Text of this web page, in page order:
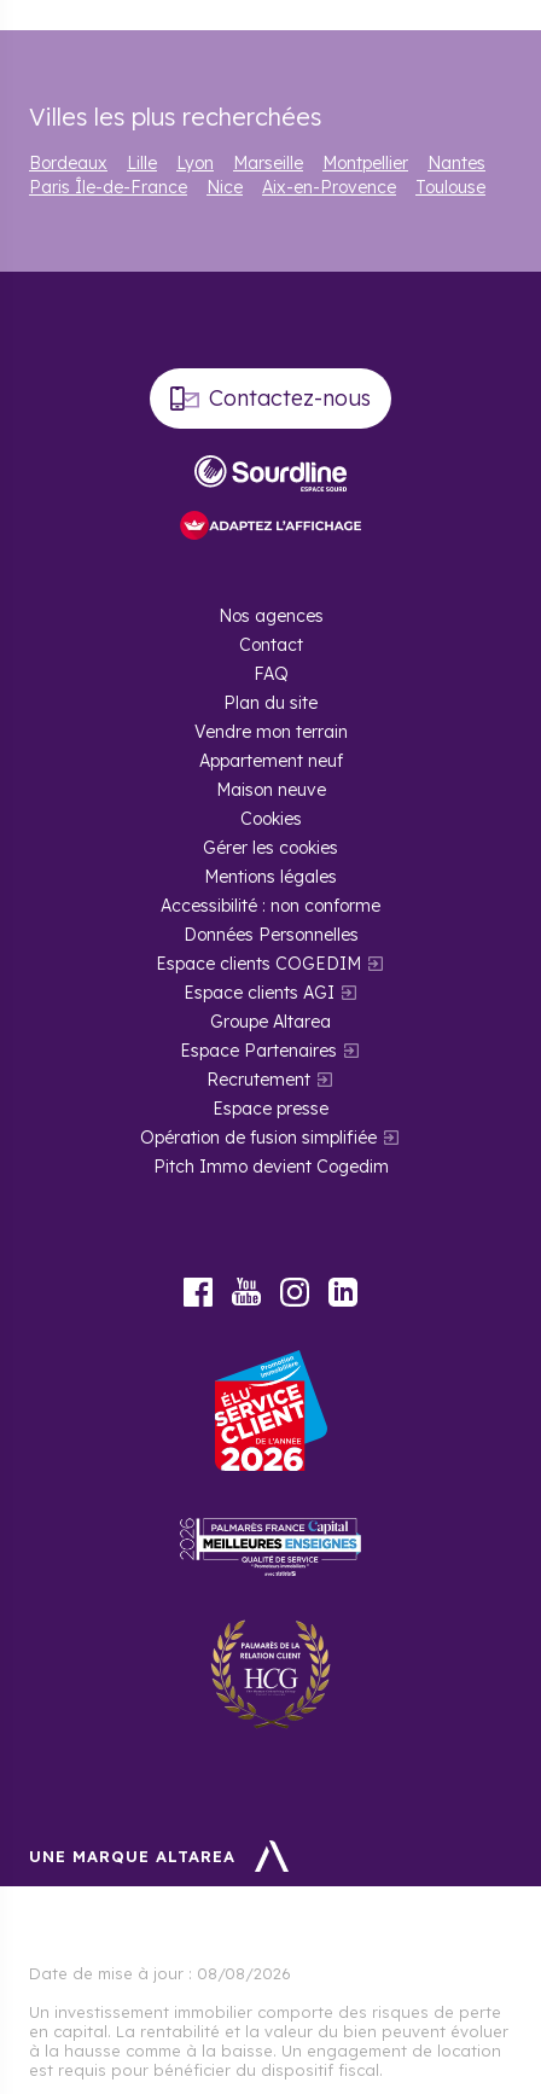
Villes les plus recherchées
Bordeaux Lille Lyon Marseille Montpellier
Nantes
Paris Île-de-France
Nice Aix-en-Provence Toulouse
Contactez-nous
Nos agences
Contact
FAQ
Plan du site
Vendre mon terrain
Appartement neuf
Maison neuve
Cookies
Gérer les cookies
Mentions légales
Accessibilité : non conforme
Données Personnelles
Espace clients COGEDIM
Espace clients AGI
Groupe Altarea
Espace Partenaires
Recrutement
Espace presse
Opération de fusion simplifiée
Pitch Immo devient Cogedim
FacebookYoutubeInstagram
UNE MARQUE ALTAREA
Date de mise à jour : 08/08/2026
Un investissement immobilier comporte des risques de perte
en capital. La rentabilité et la valeur du bien peuvent évoluer
à la hausse comme à la baisse. Un engagement de location
est requis pour bénéficier du dispositif fiscal.